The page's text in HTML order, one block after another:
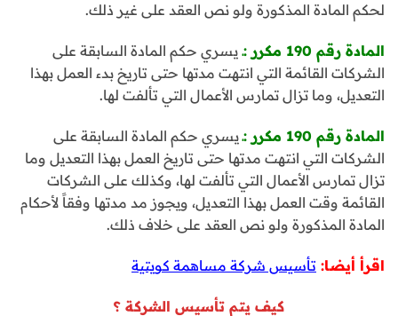
لحكم المادة المذكورة ولو نص العقد على غير ذلك.
المادة رقم 190 مكرر :ـ
يسري حكم المادة السابقة على
الشركات القائمة التي انتهت مدتها حتى تاريخ بدء العمل بهذا
التعديل، وما تزال تمارس الأعمال التي تألفت لها.
المادة رقم 190 مكرر :ـ
يسري حكم المادة السابقة على
الشركات التي انتهت مدتها حتى تاريخ العمل بهذا التعديل وما
تزال تمارس الأعمال التي تألفت لها، وكذلك على الشركات
القائمة وقت العمل بهذا التعديل، ويجوز مد مدتها وفقاً لأحكام
المادة المذكورة ولو نص العقد على خلاف ذلك.
اقرأ أيضا: تأسيس شركة مساهمة كويتية
كيف يتم تأسيس الشركة ؟